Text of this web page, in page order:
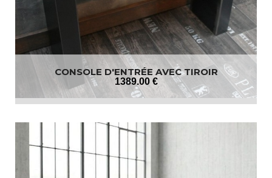
CONSOLE D'ENTRÉE AVEC TIROIR
1389.00 €